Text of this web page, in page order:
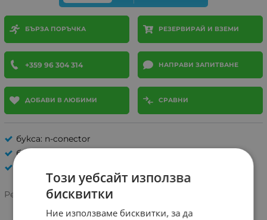
БЪРЗА ПОРЪЧКА РЕЗЕРВИРАЙ И ВЗЕМИ
+359 96 304 314 НАПРАВИ ЗАПИТВАНЕ
ДОБАВИ В ЛЮБИМИ СРАВНИ
букса: n-conector
букса тип: женска
Рейтинг:
Този уебсайт използва
бисквитки
Ние използваме бисквитки, за да